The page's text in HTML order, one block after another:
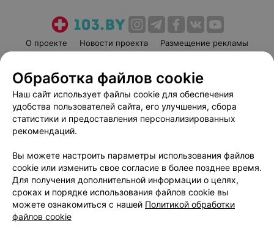
О проекте Новости проекта
Размещение рекламы
Пользовательское соглашение
Способы оплаты
Вакансии
Партнеры
Написать руководителю 103.by
Обработка персональных данных
Обработка файлов cookie
Наш сайт использует файлы cookie для обеспечения
удобства пользователей сайта, его улучшения, сбора
статистики и предоставления персонализированных
рекомендаций.
Вы можете настроить параметры использования файлов
cookie или изменить свое согласие в более позднее время.
Для получения дополнительной информации о целях,
сроках и порядке использования файлов cookie вы
можете ознакомиться с нашей Политикой обработки
файлов cookie